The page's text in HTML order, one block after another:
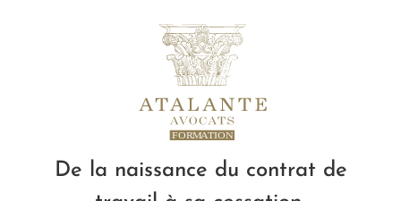
F ORMATION
De la naissance du contrat de